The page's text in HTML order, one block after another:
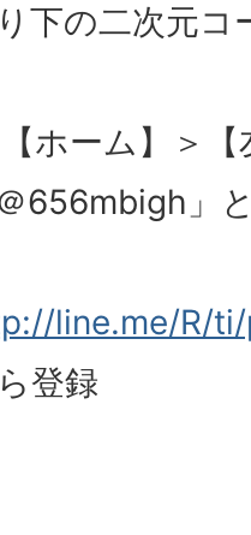
下の二次元コ
ホーム】＞
656mbigh」
line.me/R/
登録